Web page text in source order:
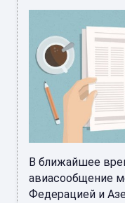
В ближайшее
авиасообщение
Федерацией и